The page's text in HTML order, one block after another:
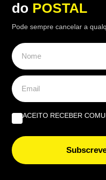
AUTO
Um carro para
elegem as três
necessitam de
Há marcas que
resistência e
carros que
do POSTAL
Pode sempre cancelar a
ACEITO RECEBER